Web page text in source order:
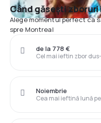
Când găsești
Alege momentul perfect ca
spre Montreal
Cel mai ieftin zbor
de la 778 €
Cea mai ieftină lună
Noiembrie